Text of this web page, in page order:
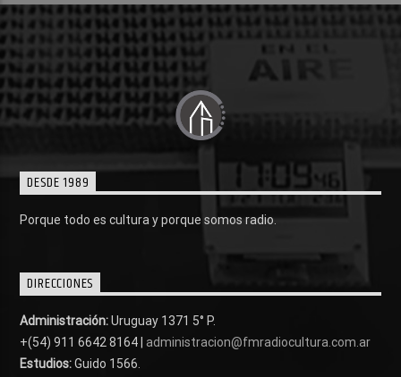
DESDE 1989
Porque todo es cultura y porque somos radio.
DIRECCIONES
Administración:Uruguay 1371 5° P.
+(54) 911 6642 8164 | administracion@fmradiocultura.com.ar
Estudios:Guido 1566.